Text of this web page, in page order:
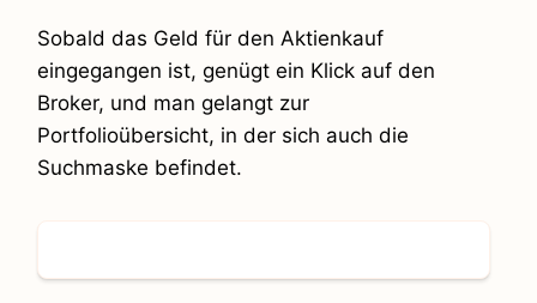
Sobald das Geld für den Aktienkauf
eingegangen ist, genügt ein Klick auf den
Broker, und man gelangt zur
Portfolioübersicht, in der sich auch die
Suchmaske befindet.